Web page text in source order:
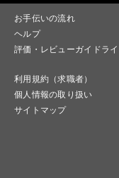
お手伝いの流れ
ヘルプ
評価・レビューガイドラ
利用規約（求職者）
個人情報の取り扱い
サイトマップ